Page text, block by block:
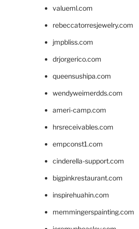
valueml.com
rebeccatorresjewelry.com
jmpbliss.com
drjorgerico.com
queensushipa.com
wendyweimerdds.com
ameri-camp.com
hrsreceivables.com
empconst1.com
cinderella-support.com
bigpinkrestaurant.com
inspirehuahin.com
memmingerspainting.com